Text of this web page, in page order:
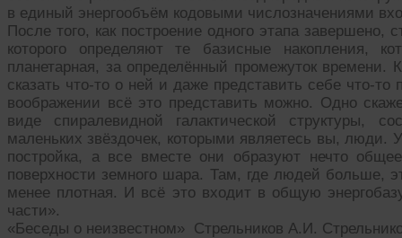
в единый энергообъём кодовыми числозначениями
После того, как построение одного этапа
которого определяют те базисные накопления,
планетарная, за определённый промежуток времени.
сказать что-то о ней и даже представить себе что-
воображении всё это представить можно. Одно
виде спиралевидной галактической структуры,
маленьких звёздочек, которыми являетесь вы, люди.
постройка, а все вместе они образуют нечто
поверхности земного шара. Там, где людей больше,
менее плотная. И всё это входит в общую
части».
«Беседы о неизвестном» Стрельников А.И.